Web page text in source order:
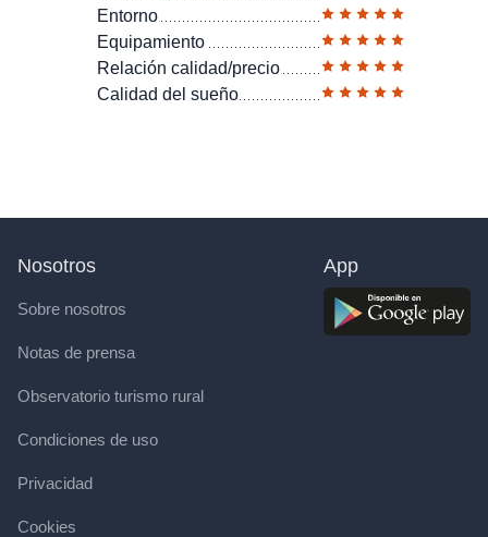
Entorno
Equipamiento
Relación calidad/precio
Calidad del sueño
Nosotros
Sobre nosotros
Notas de prensa
Observatorio turismo rural
Condiciones de uso
Privacidad
Cookies
App